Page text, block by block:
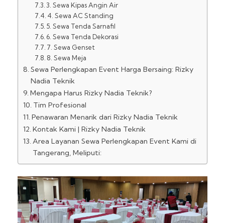
3. Sewa Kipas Angin Air
4. Sewa AC Standing
5. Sewa Tenda Sarnafil
6. Sewa Tenda Dekorasi
7. Sewa Genset
8. Sewa Meja
Sewa Perlengkapan Event Harga Bersaing: Rizky
Nadia Teknik
Mengapa Harus Rizky Nadia Teknik?
Tim Profesional
Penawaran Menarik dari Rizky Nadia Teknik
Kontak Kami | Rizky Nadia Teknik
Area Layanan Sewa Perlengkapan Event Kami di
Tangerang, Meliputi: